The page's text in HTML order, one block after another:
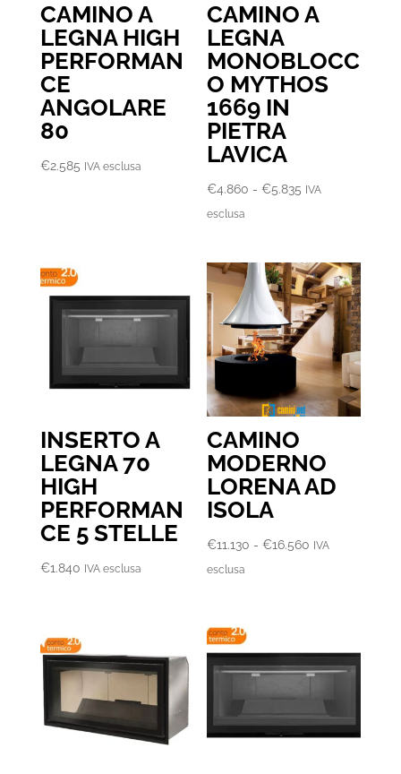
CAMINO A
LEGNA HIGH
PERFORMAN
CE
ANGOLARE
80
€2.585 IVA esclusa
CAMINO A
LEGNA
MONOBLOCC
O MYTHOS
1669 IN
PIETRA
LAVICA
€4.860 - €5.835 Fascia
€4.860
a
€5.835
IVA
esclusa
INSERTO A
LEGNA 70
HIGH
PERFORMAN
CE 5 STELLE
€1.840 IVA esclusa
CAMINO
MODERNO
LORENA AD
ISOLA
€11.130 - €16.560 Fascia
a
IVA
esclusa